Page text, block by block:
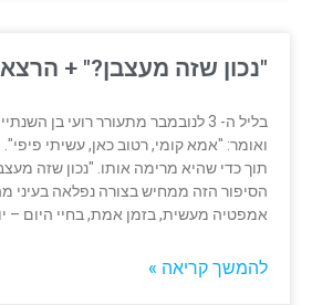
"נכון שזה מעצבן?" +
בליל ה- 3 לנובמבר מתעורר רועי בן
ואומר: "אמא קומי, רטוב כאן, עשיתי
תוך כדי שהיא מרימה אותו. "נכון שזה
הסיפור הזה ממחיש בצורה נפלאה בעיני
אמפטיה מעשית, בזמן אמת, בחיי היום –
להמשך קריאה »